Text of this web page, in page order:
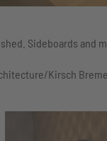
Sideboards and
Kirsch